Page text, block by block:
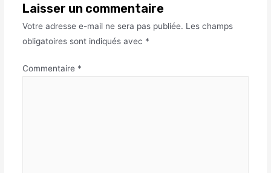
Laisser un commentaire
Votre adresse e-mail ne sera pas publiée. Les champs
obligatoires sont indiqués avec *
Commentaire *